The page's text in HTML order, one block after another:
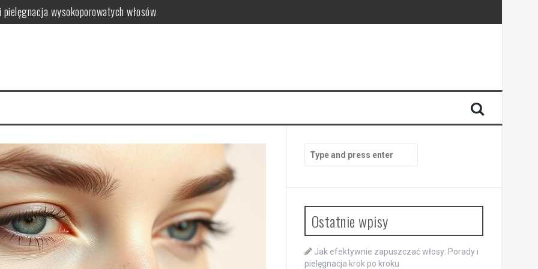
wysokoporowatych włosów
dla skóry
farbowaniu?
pielęgnacja krok po kroku
for:
Ostatnie wpisy
Jak efektywnie zapuszczać włosy: Porady i
pielęgnacja krok po kroku